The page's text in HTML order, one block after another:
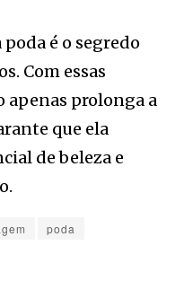
é o segredo
Com essas
apenas prolonga a
que ela
de beleza e
poda